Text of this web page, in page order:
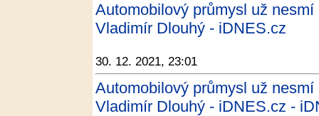
Automobilový průmysl už
Vladimír Dlouhý - iDNES.cz
30. 12. 2021, 23:01
Automobilový průmysl už
Vladimír Dlouhý - iDNES.cz -